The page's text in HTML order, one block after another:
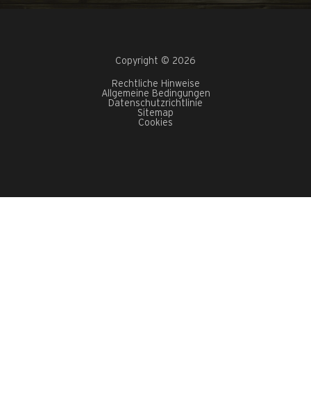
Copyright © 2026
Rechtliche Hinweise
Allgemeine Bedingungen
Datenschutzrichtlinie
Sitemap
Cookies